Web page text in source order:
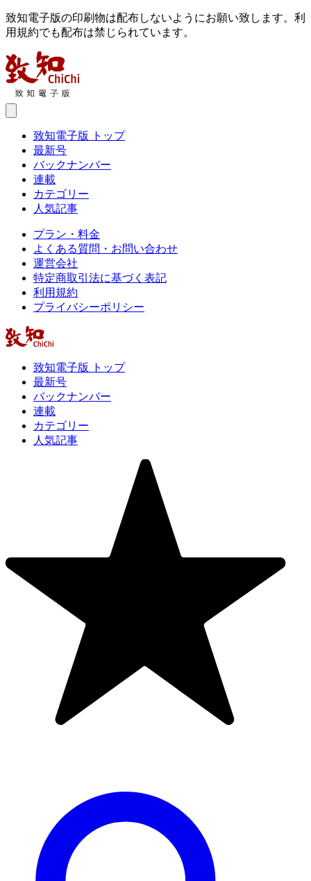
致知電子版の印刷物は配布しないようにお願い致します。利
用規約でも配布は禁じられています。
致知電子版 トップ
最新号
バックナンバー
連載
カテゴリー
人気記事
プラン・料金
よくある質問・お問い合わせ
運営会社
特定商取引法に基づく表記
利用規約
プライバシーポリシー
致知電子版 トップ
最新号
バックナンバー
連載
カテゴリー
人気記事